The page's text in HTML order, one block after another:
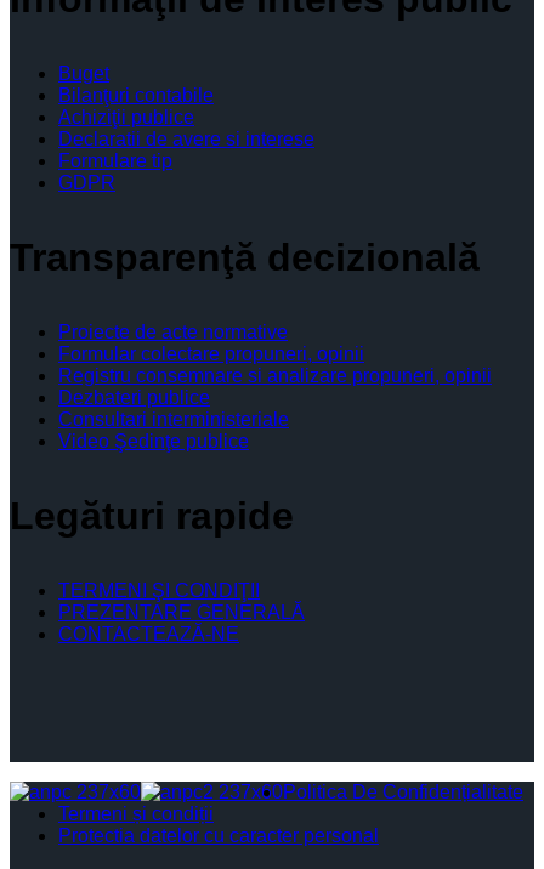
Buget
Bilanţuri contabile
Achiziţii publice
Declaratii de avere si interese
Formulare tip
GDPR
Transparenţă decizională
Proiecte de acte normative
Formular colectare propuneri, opinii
Registru consemnare si analizare propuneri, opinii
Dezbateri publice
Consultari interministeriale
Video Şedinţe publice
Legături rapide
TERMENI ŞI CONDIŢII
PREZENTARE GENERALĂ
CONTACTEAZĂ-NE
Politica De Confidențialitate
Termeni și condiții
Protectia datelor cu caracter personal